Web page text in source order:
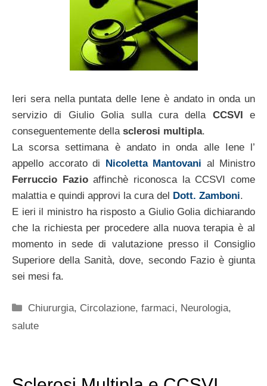
Ieri sera nella puntata delle Iene è andato in onda un
servizio di Giulio Golia sulla cura della CCSVI e
conseguentemente della sclerosi multipla.
La scorsa settimana è andato in onda alle Iene l’
appello accorato di Nicoletta Mantovani al Ministro
Ferruccio Fazioaffinchè riconosca la CCSVI come
malattia e quindi approvi la cura del Dott. Zamboni.
E ieri il ministro ha risposto a Giulio Golia dichiarando
che la richiesta per procedere alla nuova terapia è al
momento in sede di valutazione presso il Consiglio
Superiore della Sanità, dove, secondo Fazio è giunta
sei mesi fa.
Categorie
Chiururgia, Circolazione,farmaci, Neurologia,
salute